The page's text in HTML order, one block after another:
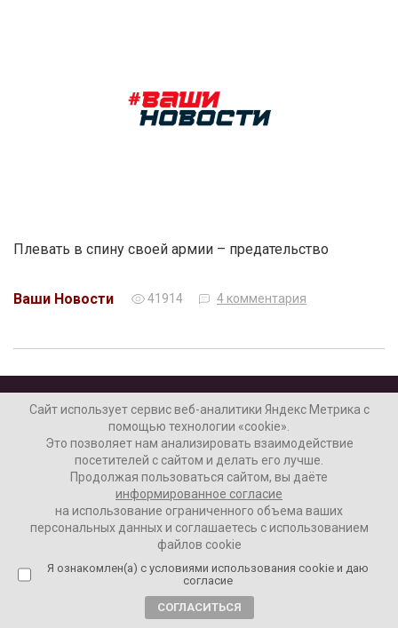
Плевать в спину своей армии – предательство
Ваши Новости 41914 4 комментария
Наши колонки
Актуальное
Сайт использует сервис веб-аналитики Яндекс Метрика с
помощью технологии «cookie».
Это позволяет нам анализировать взаимодействие
посетителей с сайтом и делать его лучше.
Продолжая пользоваться сайтом, вы даёте
информированное согласие
на использование ограниченного объема ваших
персональных данных и соглашаетесь с использованием
файлов cookie
Я ознакомлен(а) с условиями использования cookie и даю
согласие
СОГЛАСИТЬСЯ